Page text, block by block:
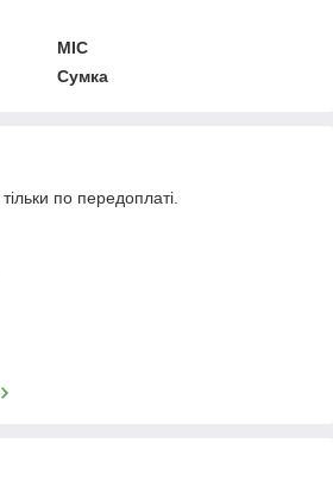
MIC
Сумка
по передоплаті.